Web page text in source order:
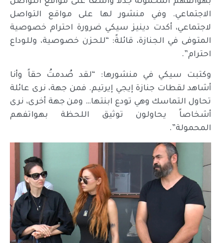
الاجتماعي. وفي منشور لها على مواقع التواصل
لاجتماعي، أكدت دينيز سيكي ضرورة احترام خصوصية
المتوفى في الجنازة، قائلةً: “للحزن خصوصية، وللوداع
احترام”.
وكتبت سيكي في منشورها: “لقد صُدمتُ حقاً وأنا
أشاهد لقطات جنازة إيجي إيرتيم. فمن جهة، نرى عائلة
تحاول التماسك وهي تودع ابنتها… ومن جهة أخرى، نرى
أشخاصاً يحاولون توثيق اللحظة بهواتفهم
المحمولة”.